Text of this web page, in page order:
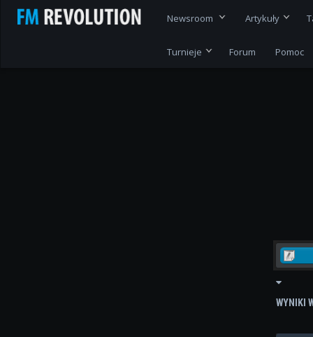
Newsroom Artykuły
Turnieje Forum Pomoc
WYNIKI